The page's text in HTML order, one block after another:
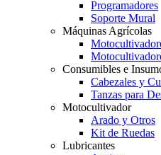
Programadores
Soporte Mural
Máquinas Agrícolas
Consumibles e
Cabezales y
Tanzas para
Motocultivador
Arado y Otros
Kit de Ruedas
Lubricantes